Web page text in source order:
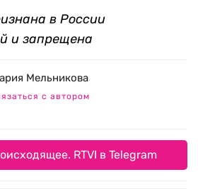
в России
и запрещена
Мельникова
с автором
RTVI в Telegram